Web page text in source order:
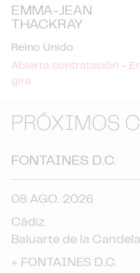
EMMA-JEAN
THACKRAY
Reino Unido
Abierta contratación -
gira
PRÓXIMOS
FONTAINES D.C.
08 AGO. 2026
+ FONTAINES D.C.
Cádiz
Baluarte de la